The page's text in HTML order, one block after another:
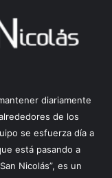
diariamente
de los
se esfuerza día a
está pasando a
Nicolás”, es un